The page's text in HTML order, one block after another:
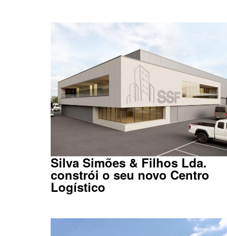
Silva Simões & Filhos Lda.
constrói o seu novo Centro
Logístico